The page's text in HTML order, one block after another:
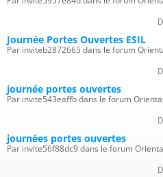
Journée Portes Ouvertes ESIL
Par inviteb2872665 dans le forum
journée portes ouvertes
Par invite543eaffb dans le forum
journées portes ouvertes
Par invite56f88dc9 dans le forum